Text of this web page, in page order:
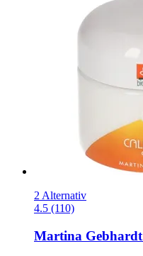
2 Alternativ
4.5 (110)
Martina Gebhardt